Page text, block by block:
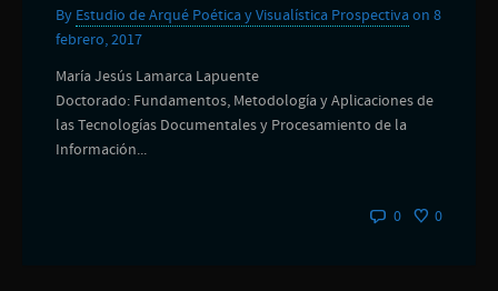
By Estudio de Arqué Poética y Visualística Prospectivaon 8
febrero, 2017
María Jesús Lamarca Lapuente
Doctorado: Fundamentos, Metodología y Aplicaciones de
las Tecnologías Documentales y Procesamiento de la
Información...
0 0